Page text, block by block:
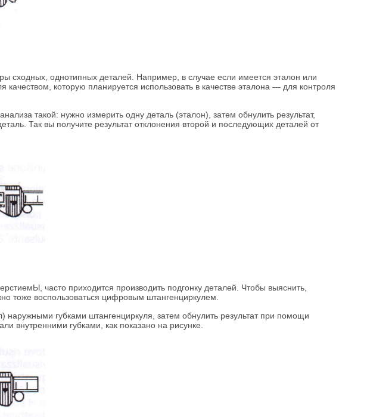
сходных, однотипных деталей. Например, в случае если имеется эталон или
которую планируется использовать в качестве эталона — для контроля
такой: нужно измерить одну деталь (эталон), затем обнулить результат,
Так вы получите результат отклонения второй и последующих деталей от
часто приходится производить подгонку деталей. Чтобы выяснить,
тоже воспользоваться цифровым штангенциркулем.
наружными губками штангенциркуля, затем обнулить результат при помощи
внутренними губками, как показано на рисунке.